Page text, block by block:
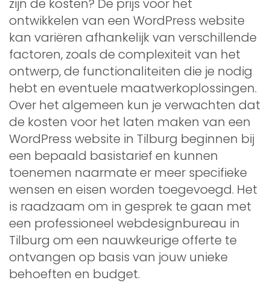
zijn de kosten? De prijs voor het
ontwikkelen van een WordPress website
kan variëren afhankelijk van verschillende
factoren, zoals de complexiteit van het
ontwerp, de functionaliteiten die je nodig
hebt en eventuele maatwerkoplossingen.
Over het algemeen kun je verwachten dat
de kosten voor het laten maken van een
WordPress website in Tilburg beginnen bij
een bepaald basistarief en kunnen
toenemen naarmate er meer specifieke
wensen en eisen worden toegevoegd. Het
is raadzaam om in gesprek te gaan met
een professioneel webdesignbureau in
Tilburg om een nauwkeurige offerte te
ontvangen op basis van jouw unieke
behoeften en budget.